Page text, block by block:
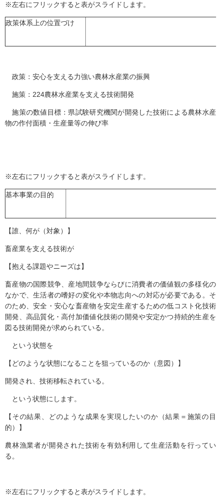
※左右にフリックすると表がスライドします。
政策体系上の位置づけ
政策：安心を支える力強い農林水産業の振興
施策：224農林水産業を支える技術開発
施策の数値目標：県試験研究機関が開発した技術による農林水産
物の作付面積・生産量等の伸び率
※左右にフリックすると表がスライドします。
基本事業の目的
【誰、何が（対象）】
畜産業を支える技術が
【抱える課題やニーズは】
畜産物の国際競争、産地間競争ならびに消費者の価値観の多様化の
なかで、生活者の嗜好の変化や本物志向への対応が必要である。そ
のため、安全・安心な畜産物を安定生産するための低コスト化技術
開発、高品質化・高付加価値化技術の開発や安定かつ持続的生産を
図る技術開発が求められている。
という状態を
【どのような状態になることを狙っているのか（意図）】
開発され、技術移転されている。
という状態にします。
【その結果、どのような成果を実現したいのか（結果＝施策の目
的）】
農林漁業者が開発された技術を有効利用して生産活動を行ってい
る。
※左右にフリックすると表がスライドします。